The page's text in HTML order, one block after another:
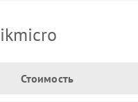
Стоимость